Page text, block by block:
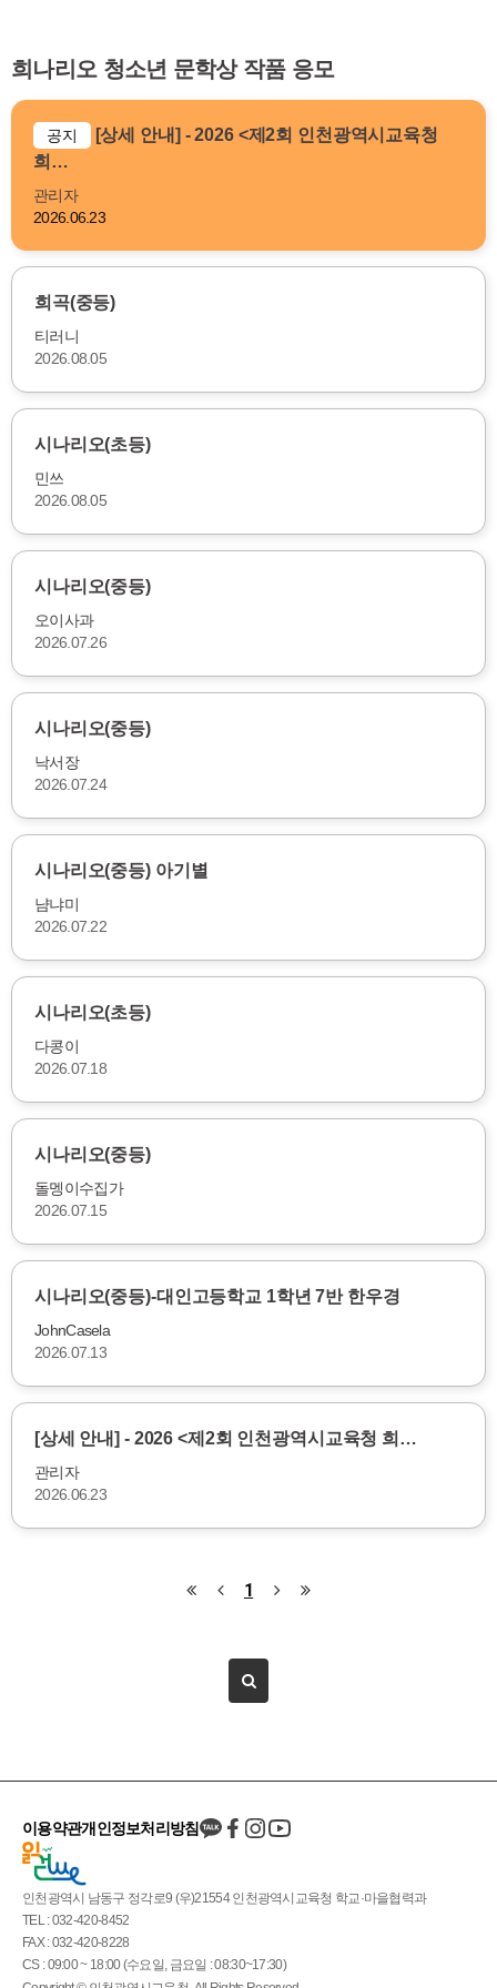
희나리오 청소년 문학상 작품 응모
공지
희…
관리자
2026.06.23
희곡(중등)
티러니
2026.08.05
시나리오(초등)
민쓰
2026.08.05
시나리오(중등)
오이사과
2026.07.26
시나리오(중등)
낙서장
2026.07.24
시나리오(중등) 아기별
냠냐미
2026.07.22
시나리오(초등)
다콩이
2026.07.18
시나리오(중등)
돌멩이수집가
2026.07.15
시나리오(중등)-대인고등학교 1학년 7반 한우경
JohnCasela
2026.07.13
[상세 안내] - 2026 <제2회 인천광역시교육청 희…
관리자
2026.06.23
1
인천광역시 남동구 정각로9 (우)21554 인천광역시교육청 학교·마을협력과
TEL : 032-420-8452
FAX : 032-420-8228
CS : 09:00 ~ 18:00 (수요일, 금요일 : 08:30~17:30)
이용약관개인정보처리방침